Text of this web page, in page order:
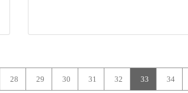
28 29 30 31 32 33 34